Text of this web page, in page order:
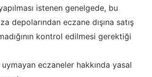
istenen genelgede, bu
depolarından eczane dışına satış
kontrol edilmesi gerektiği
eczaneler hakkında yasal